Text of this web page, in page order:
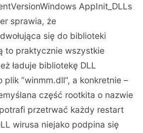
AppInit_DLLs
sprawia, że
się do biblioteki
to praktycznie wszystkie
ładuje bibliotekę DLL
plik “winmm.dll”, a konkretnie –
część rootkita o nazwie
potrafi przetrwać każdy restart
wirusa niejako podpina się